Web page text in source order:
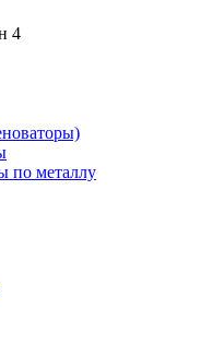
4
по металлу